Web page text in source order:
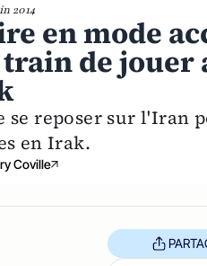
2014
en mode
de jouer
se reposer sur l'Iran
en Irak.
Coville